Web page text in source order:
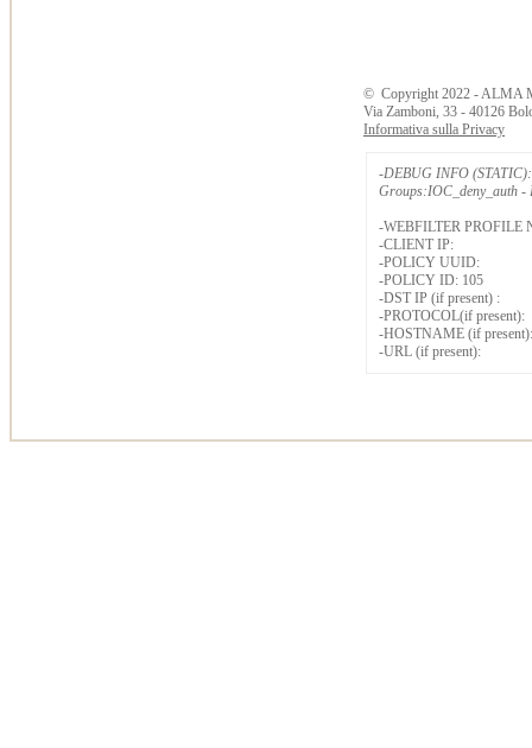
© Copyright 2022 - ALMA
Via Zamboni, 33 - 40126
Informativa sulla Privacy
-DEBUG INFO (STATIC):
Groups:IOC_deny_auth -
-WEBFILTER PROFILE
-CLIENT IP:
-POLICY UUID:
-POLICY ID: 105
-DST IP (if present) :
-PROTOCOL(if present):
-HOSTNAME (if present):
-URL (if present):